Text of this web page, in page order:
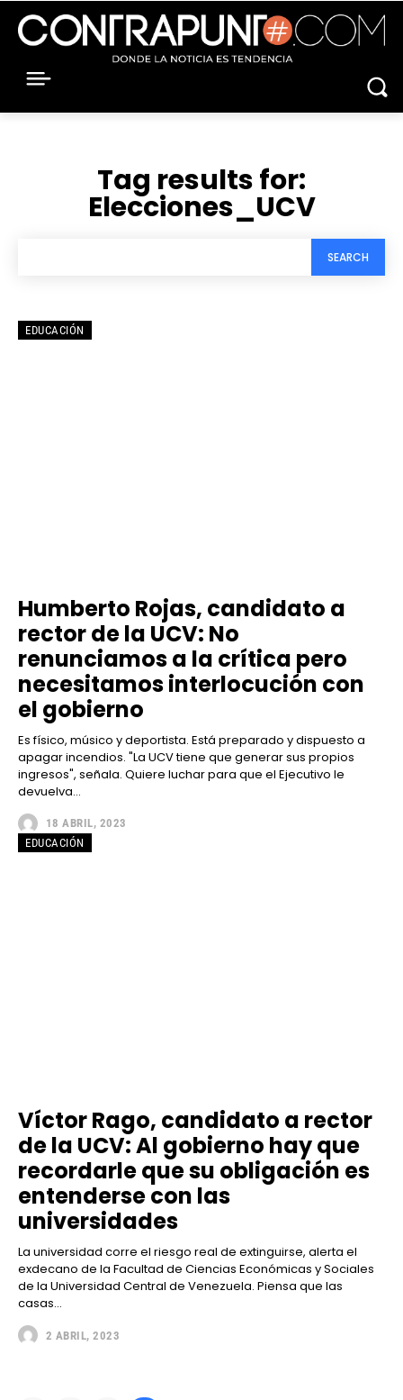
Tag results for:
Elecciones_UCV
SEARCH
EDUCACIÓN
Humberto Rojas, candidato a
rector de la UCV: No
renunciamos a la crítica pero
necesitamos interlocución con
el gobierno
Es físico, músico y deportista. Está preparado y dispuesto a
apagar incendios. "La UCV tiene que generar sus propios
ingresos", señala. Quiere luchar para que el Ejecutivo le
devuelva...
18 ABRIL, 2023
EDUCACIÓN
Víctor Rago, candidato a rector
de la UCV: Al gobierno hay que
recordarle que su obligación es
entenderse con las
universidades
La universidad corre el riesgo real de extinguirse, alerta el
exdecano de la Facultad de Ciencias Económicas y Sociales
de la Universidad Central de Venezuela. Piensa que las
casas...
2 ABRIL, 2023